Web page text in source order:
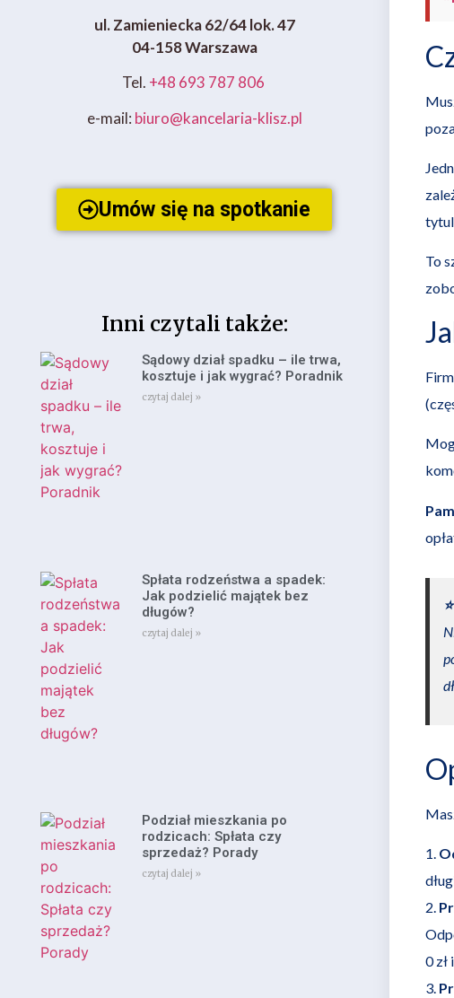
ul. Zamieniecka 62/64 lok. 47
04-158 Warszawa
Tel. +48 693 787 806
e-mail: biuro@kancelaria-klisz.pl
Umów się na spotkanie
Inni czytali także:
Sądowy dział spadku – ile trwa,
kosztuje i jak wygrać? Poradnik
czytaj dalej »
Spłata rodzeństwa a spadek:
Jak podzielić majątek bez
długów?
czytaj dalej »
Podział mieszkania po
rodzicach: Spłata czy
sprzedaż? Porady
czytaj dalej »
To
1.
2.
0 zł
3.